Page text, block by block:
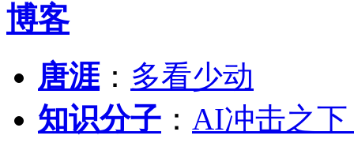
博客
唐涯： 多看少动
知识分子 ： AI冲击之